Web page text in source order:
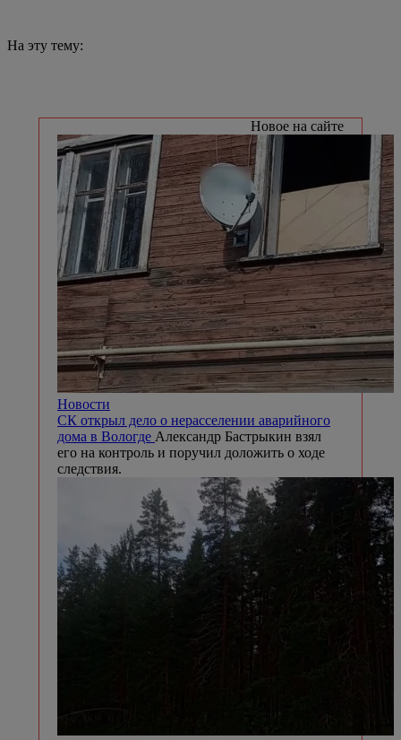
На эту тему:
Новое на сайте
Новости
СК открыл дело о нерасселении аварийного
дома в Вологде Александр Бастрыкин взял
его на контроль и поручил доложить о ходе
следствия.